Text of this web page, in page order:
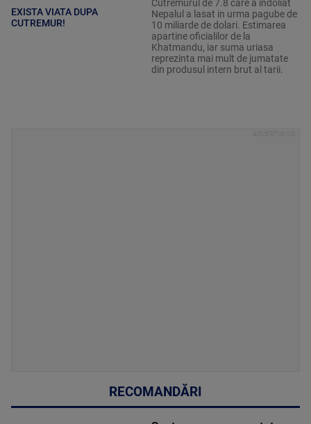
EXISTA VIATA DUPA
CUTREMUR!
Cutremurul de 7.8 care a indoliat
Nepalul a lasat in urma pagube de
10 miliarde de dolari. Estimarea
apartine oficialilor de la
Khatmandu, iar suma uriasa
reprezinta mai mult de jumatate
din produsul intern brut al tarii.
RECOMANDĂRI